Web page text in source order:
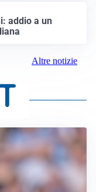
addio a un
Altre notizie